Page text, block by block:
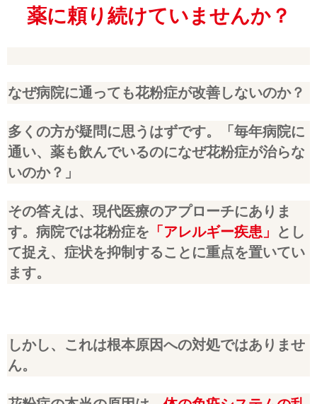
薬に頼り続けていませんか？
なぜ病院に通っても花粉症が改善しないのか？
多くの方が疑問に思うはずです。「毎年病院に
通い、薬も飲んでいるのになぜ花粉症が治らな
いのか？」
その答えは、現代医療のアプローチにありま
す。病院では花粉症を 「アレルギー疾患」
とし
て捉え、 症状を抑制することに重点を置いてい
ます。
しかし、これは根本原因への対処ではありませ
ん。